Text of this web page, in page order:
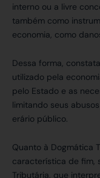
interno ou a livre
também como
economia, como
Dessa forma,
utilizado pela
pelo Estado e as
limitando seus
erário público.
Quanto à Dogmática
característica de fim,
Tributária, que